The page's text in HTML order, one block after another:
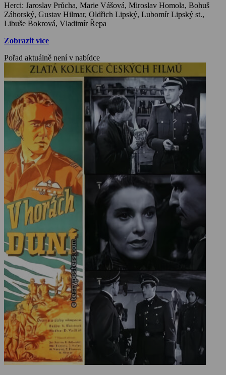
Herci: Jaroslav Průcha, Marie Vášová, Miroslav Homola, Bohuš
Záhorský, Gustav Hilmar, Oldřich Lipský, Lubomír Lipský st.,
Libuše Bokrová, Vladimír Řepa
Zobrazit více
Pořad aktuálně není v nabídce